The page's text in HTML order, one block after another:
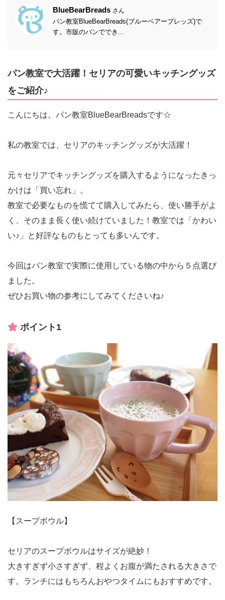
BlueBearBreads さん
パン教室BlueBearBreads(ブルーベアーブレッズ)で
す。市販のパンででき...
パン教室で大活躍！セリアの可愛いキッチングッズ
をご紹介♪
こんにちは。パン教室BlueBearBreadsです☆
私の教室では、セリアのキッチングッズが大活躍！
元々セリアでキッチングッズを購入するようになったきっ
かけは「買い忘れ」。
教室で必要なものを慌てて購入してみたら、使い勝手がよ
く、そのまま長く使い続けていました！教室では「かわい
い♪」と好評なものもとっても多いんです。
今回はパン教室で実際に使用している物の中から５点選び
ました。
ぜひお買い物の参考にしてみてくださいね♪
ポイント1
【スープボウル】
セリアのスープボウルはサイズが絶妙！
大きすぎず小さすぎず、程よくお腹が満たされる大きさで
す。ランチにはもちろんおやつタイムにもおすすめです。